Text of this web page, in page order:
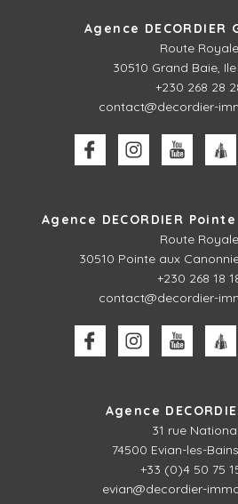
Agence DECORDIER
Route Royale
30510 Grand Baie,
+230 268 28
contact@decordier-
Agence DECORDIER
Route Royale
30510 Pointe aux
+230 268 18
contact@decordier-
Agence
31 rue
74500 Evian-les-
+33 (0)4 50 75
evian@decordier-